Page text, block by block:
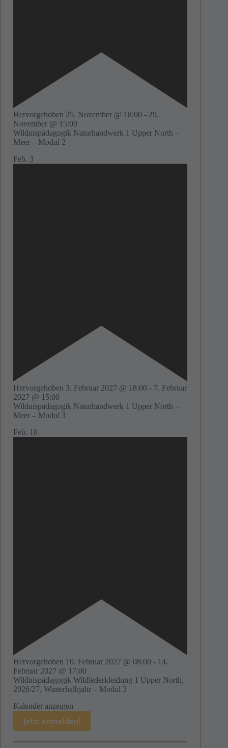
Hervorgehoben 25. November @ 18:00 - 29.
November @ 15:00
Wildnispädagogik Naturhandwerk 1 Upper North –
Meer – Modul 2
Feb. 3
Hervorgehoben 3. Februar 2027 @ 18:00 - 7. Februar
2027 @ 15:00
Wildnispädagogik Naturhandwerk 1 Upper North –
Meer – Modul 3
Feb. 10
Hervorgehoben 10. Februar 2027 @ 08:00 - 14.
Februar 2027 @ 17:00
Wildnispädagogik Wildlederkleidung 1 Upper North,
2026/27, Winterhalbjahr – Modul 3
Kalender anzeigen
Jetzt anmelden!